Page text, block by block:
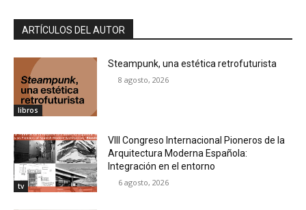
ARTÍCULOS DEL AUTOR
libros
Steampunk, una estética retrofuturista
8 agosto, 2026
tv
VIII Congreso Internacional Pioneros de la
Arquitectura Moderna Española:
Integración en el entorno
6 agosto, 2026